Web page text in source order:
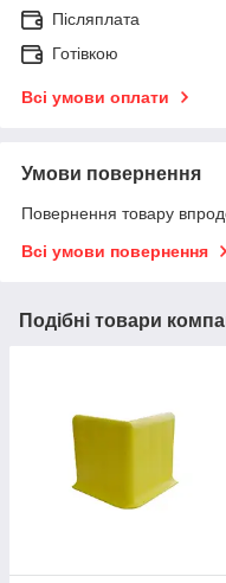
Післяплата
Готівкою
Всі умови оплати
Умови повернення
Повернення товару
Всі умови повернення
Подібні товари